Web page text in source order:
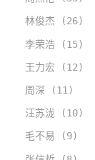
林俊杰 (26)
李荣浩 (15)
王力宏 (12)
周深 (11)
汪苏泷 (10)
毛不易 (9)